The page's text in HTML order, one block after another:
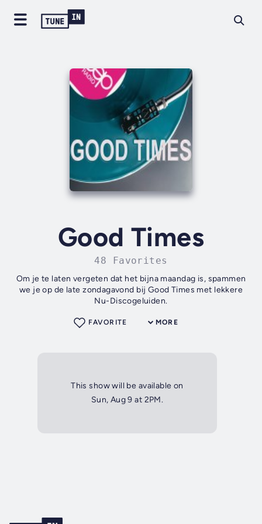
Good Times
48 Favorites
Om je te laten vergeten dat het bijna maandag is, spammen
we je op de late zondagavond bij Good Times met lekkere
Nu-Discogeluiden.
MORE
FAVORITE
This show will be available on
Sun, Aug 9 at 2PM.